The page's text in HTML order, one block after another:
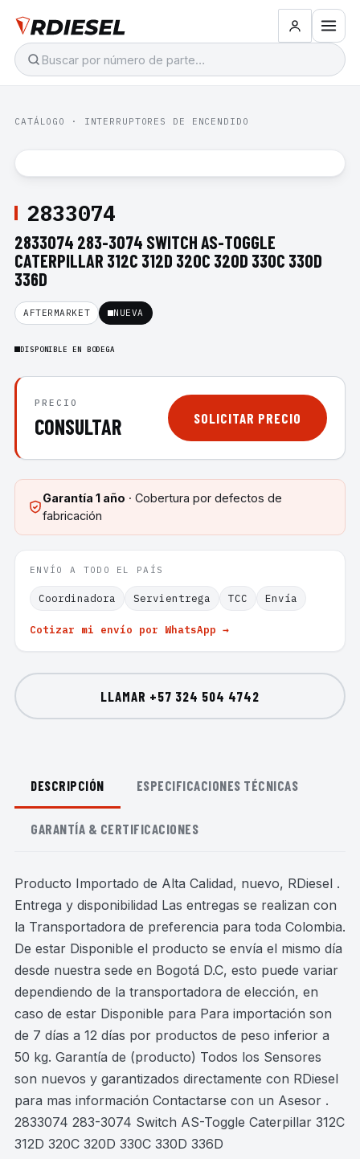
CATÁLOGO · INTERRUPTORES DE ENCENDIDO
2833074
2833074 283-3074 SWITCH AS-TOGGLE
CATERPILLAR 312C 312D 320C 320D 330C 330D
336D
AFTERMARKET NUEVA
DISPONIBLE EN BODEGA
PRECIO
CONSULTAR SOLICITAR PRECIO
Garantía 1 año · Cobertura por defectos de
fabricación
ENVÍO A TODO EL PAÍS
Coordinadora Servientrega TCC Envía
Cotizar mi envío por WhatsApp →
LLAMAR +57 324 504 4742
DESCRIPCIÓN ESPECIFICACIONES TÉCNICAS
GARANTÍA & CERTIFICACIONES
Producto Importado de Alta Calidad, nuevo, RDiesel .
Entrega y disponibilidad Las entregas se realizan con
la Transportadora de preferencia para toda Colombia.
De estar Disponible el producto se envía el mismo día
desde nuestra sede en Bogotá D.C, esto puede variar
dependiendo de la transportadora de elección, en
caso de estar Disponible para Para importación son
de 7 días a 12 días por productos de peso inferior a
50 kg. Garantía de (producto) Todos los Sensores
son nuevos y garantizados directamente con RDiesel
para mas información Contactarse con un Asesor .
2833074 283-3074 Switch AS-Toggle Caterpillar 312C
312D 320C 320D 330C 330D 336D